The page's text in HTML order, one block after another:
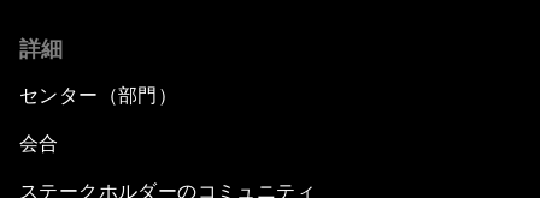
Weaving a Better Future
Himalayan Stand-Off
詳細
センター（部門）
会合
ステークホルダーのコミュニティ